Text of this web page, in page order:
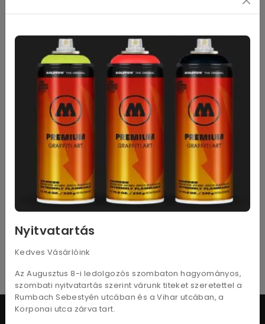
Nyitvatartás
Kedves Vásárlóink
Az Augusztus 8-i ledolgozós szombaton hagyományos,
szombati nyitvatartás szerint várunk titeket szeretettel a
Rumbach Sebestyén utcában és a Vihar utcában, a
Korponai utca zárva tart.
Aerobond pillanatragasztó 20g sűrű
1 190Ft
Nettó: 937Ft